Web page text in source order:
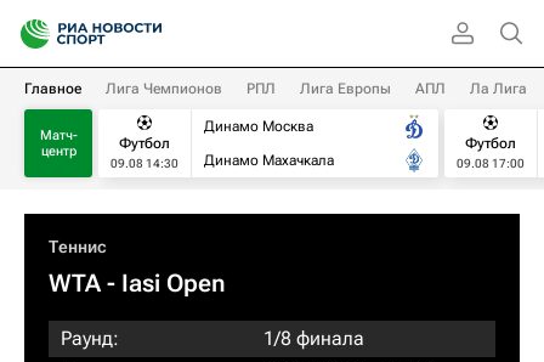
Главное Лига Чемпионов РПЛ Лига Европы АПЛ Ла Лига
Матч-
центр
Футбол
09.08 14:30
Динамо Москва
Динамо Махачкала
Футбол
09.08 17:00
Теннис
WTA- Iasi Open
Раунд:
1/8 финала